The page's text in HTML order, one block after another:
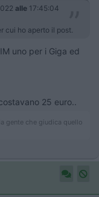
alle 17:45:04
cui ho aperto il post.
uno per i Giga ed
25 euro..
gente che giudica quello